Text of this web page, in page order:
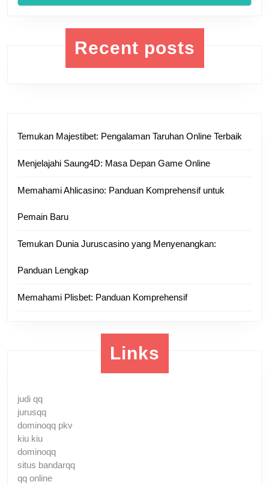
Recent posts
Temukan Majestibet: Pengalaman Taruhan Online Terbaik
Menjelajahi Saung4D: Masa Depan Game Online
Memahami Ahlicasino: Panduan Komprehensif untuk
Pemain Baru
Temukan Dunia Juruscasino yang Menyenangkan:
Panduan Lengkap
Memahami Plisbet: Panduan Komprehensif
Links
judi qq
jurusqq
dominoqq pkv
kiu kiu
dominoqq
situs bandarqq
qq online